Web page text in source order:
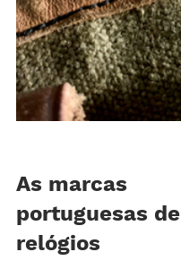
As marcas
portuguesas de
relógios